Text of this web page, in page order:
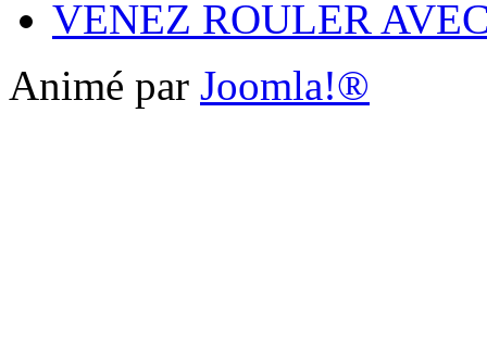
VENEZ ROULER
Animé par Joomla!®